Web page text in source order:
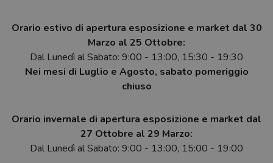
Orario estivo di apertura esposizione e market dal 30
Marzo al 25 Ottobre:
Dal Lunedì al Sabato: 9:00 - 13:00, 15:30 - 19:30
Nei mesi di Luglio e Agosto, sabato pomeriggio
chiuso
Orario invernale di apertura esposizione e market dal
27 Ottobre al 29 Marzo:
Dal Lunedì al Sabato: 9:00 - 13:00, 15:00 - 19:00